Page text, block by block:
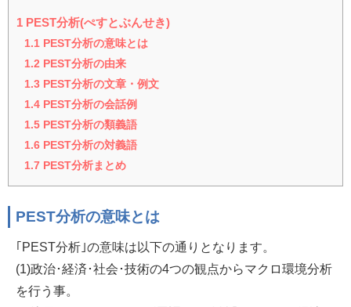
1 PEST分析(ぺすとぶんせき)
1.1 PEST分析の意味とは
1.2 PEST分析の由来
1.3 PEST分析の文章・例文
1.4 PEST分析の会話例
1.5 PEST分析の類義語
1.6 PEST分析の対義語
1.7 PEST分析まとめ
PEST分析の意味とは
｢PEST分析｣の意味は以下の通りとなります。
(1)政治･経済･社会･技術の4つの観点からマクロ環境分析
を行う事。